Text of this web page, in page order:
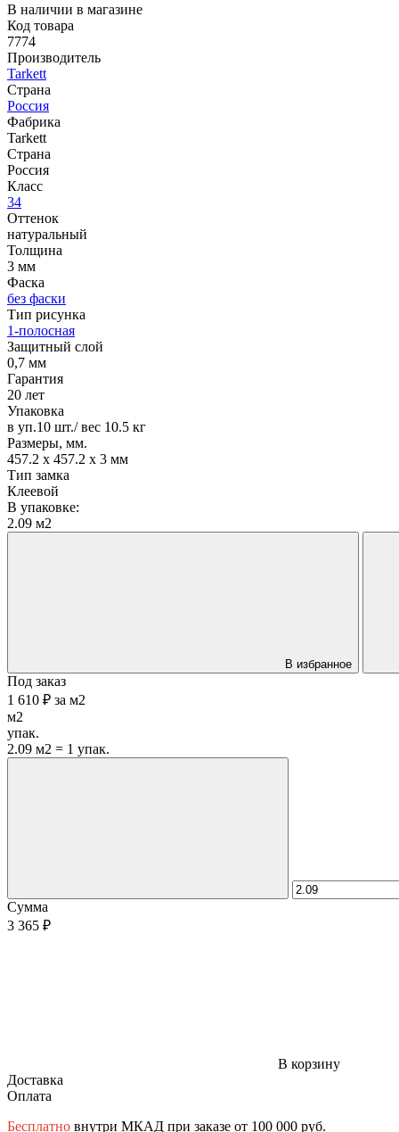
В наличии в магазине
Код товара
7774
Производитель
Tarkett
Страна
Россия
Фабрика
Tarkett
Страна
Россия
Класс
34
Оттенок
натуральный
Толщина
3 мм
Фаска
без фаски
Тип рисунка
1-полосная
Защитный слой
0,7 мм
Гарантия
20 лет
Упаковка
в уп.10 шт./ вес 10.5 кг
Размеры, мм.
457.2 х 457.2 х 3 мм
Тип замка
Клеевой
В упаковке:
2.09 м2
В избранное
Под заказ
1 610 ₽ за м2
м2
упак.
2.09 м2 = 1 упак.
Сумма
3 365 ₽
В корзину
Доставка
Оплата
Бесплатно внутри МКАД при заказе от 100 000 руб.